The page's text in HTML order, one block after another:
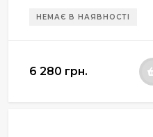
НЕМАЄ В НАЯВНОСТІ
6 280 грн.